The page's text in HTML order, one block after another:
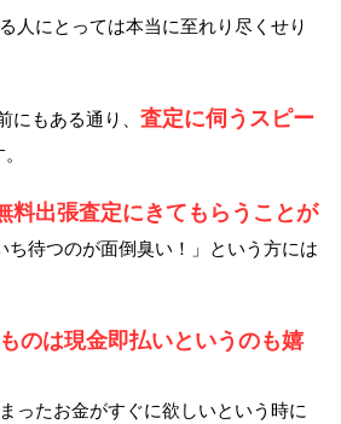
人にとっては本当に至れり尽くせり
にもある通り、 査定に伺うスピー
料出張査定にきてもらうことが
ち待つのが面倒臭い！」という方には
のは現金即払いというのも嬉
ったお金がすぐに欲しいという時に